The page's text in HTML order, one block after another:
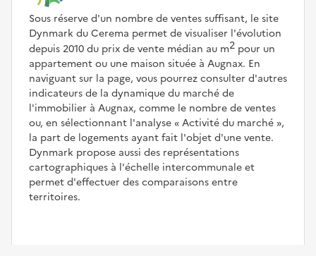
Sous réserve d'un nombre de ventes suffisant, le site
Dynmark du Cerema permet de visualiser l'évolution
depuis 2010 du prix de vente médian au m2 pour un
appartement ou une maison située à Augnax. En
naviguant sur la page, vous pourrez consulter d'autres
indicateurs de la dynamique du marché de
l'immobilier à Augnax, comme le nombre de ventes
ou, en sélectionnant l'analyse
Activité du marché ,
la part de logements ayant fait l'objet d'une vente.
Dynmark propose aussi des représentations
cartographiques à l'échelle intercommunale et
permet d'effectuer des comparaisons entre
territoires.